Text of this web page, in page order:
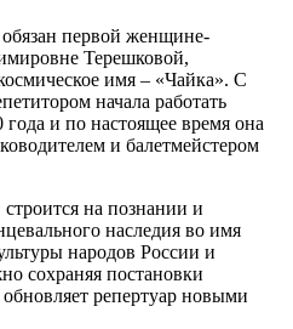
первой женщине-
Терешковой,
имя – «Чайка». С
начала работать
и по настоящее время она
и балетмейстером
на познании и
наследия во имя
народов России и
сохраняя постановки
репертуар новыми